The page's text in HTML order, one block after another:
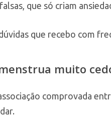
que só criam
que recebo com
muito
comprovada